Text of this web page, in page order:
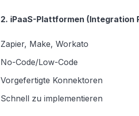
2. iPaaS-Plattformen (Integration
Zapier, Make, Workato
No-Code/Low-Code
Vorgefertigte Konnektoren
Schnell zu implementieren